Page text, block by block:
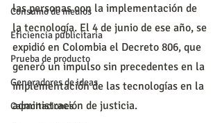
Consumo de medios
Eficiencia publicitaria
Prueba de producto
Generadores de ideas
Capacitaciones
las personas con la implementación de
la tecnología. El 4 de junio de ese año, se
expidió en Colombia el Decreto 806, que
generó un impulso sin precedentes en la
implementación de las tecnologías en la
administración de justicia.